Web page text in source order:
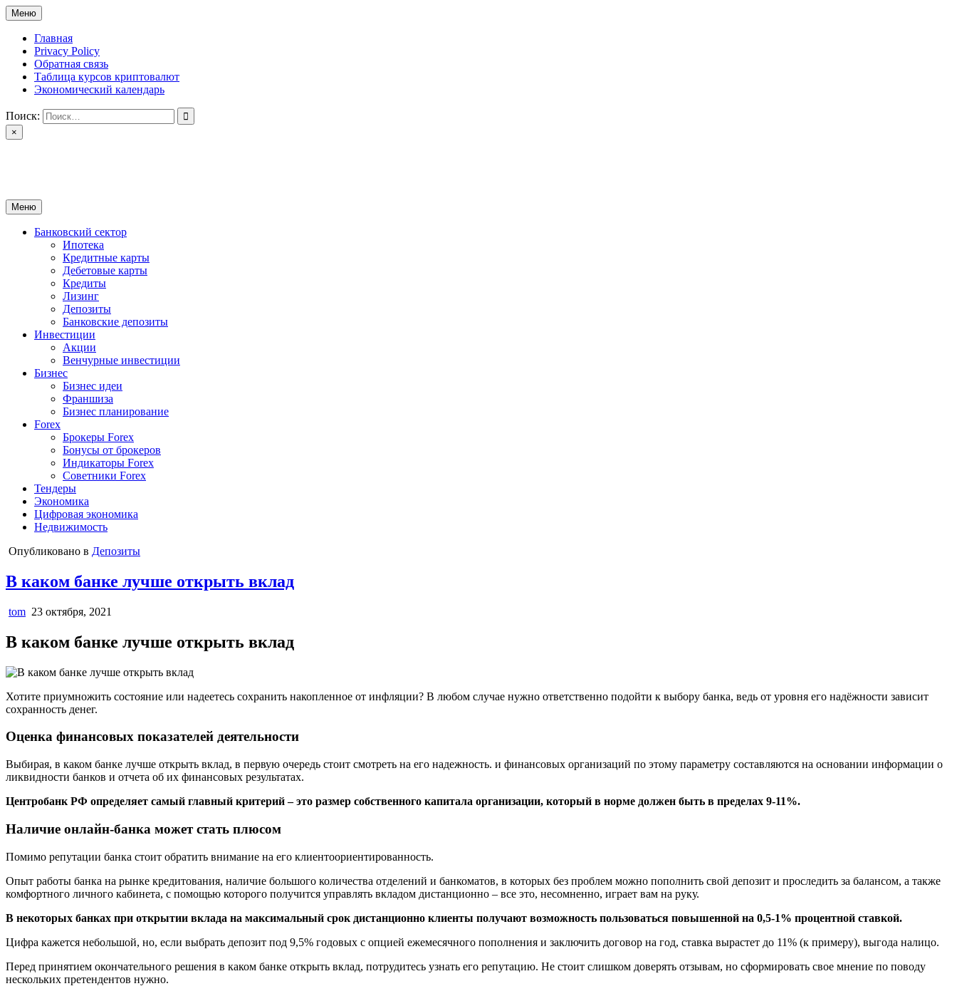
Перейти
к
содержимому
Меню
Главная
Privacy Policy
Обратная связь
Таблица курсов криптовалют
Экономический календарь
Поиск:
×
Меню
Банковский сектор
Ипотека
Кредитные карты
Дебетовые карты
Кредиты
Лизинг
Депозиты
Банковские депозиты
Инвестиции
Акции
Венчурные инвестиции
Бизнес
Бизнес идеи
Франшиза
Бизнес планирование
Forex
Брокеры Forex
Бонусы от брокеров
Индикаторы Forex
Советники Forex
Тендеры
Экономика
Цифровая экономика
Недвижимость
Опубликовано в Депозиты
В каком банке лучше открыть вклад
tom 23 октября, 2021
В каком банке лучше открыть вклад
Хотите приумножить состояние или надеетесь сохранить накопленное от инфляции? В любом случае нужно ответственно подойти к выбору банка, ведь от уровня его надёжности зависит
сохранность денег.
Оценка финансовых показателей деятельности
Выбирая, в каком банке лучше открыть вклад, в первую очередь стоит смотреть на его надежность. и финансовых организаций по этому параметру составляются на основании информации о
ликвидности банков и отчета об их финансовых результатах.
Центробанк РФ определяет самый главный критерий – это размер собственного капитала организации, который в норме должен быть в пределах 9-11%.
Наличие онлайн-банка может стать плюсом
Помимо репутации банка стоит обратить внимание на его клиентоориентированность.
Опыт работы банка на рынке кредитования, наличие большого количества отделений и банкоматов, в которых без проблем можно пополнить свой депозит и проследить за балансом, а также
комфортного личного кабинета, с помощью которого получится управлять вкладом дистанционно – все это, несомненно, играет вам на руку.
В некоторых банках при открытии вклада на максимальный срок дистанционно клиенты получают возможность пользоваться повышенной на 0,5-1% процентной ставкой.
Цифра кажется небольшой, но, если выбрать депозит под 9,5% годовых с опцией ежемесячного пополнения и заключить договор на год, ставка вырастет до 11% (к примеру), выгода налицо.
Перед принятием окончательного решения в каком банке открыть вклад, потрудитесь узнать его репутацию. Не стоит слишком доверять отзывам, но сформировать свое мнение по поводу
нескольких претендентов нужно.